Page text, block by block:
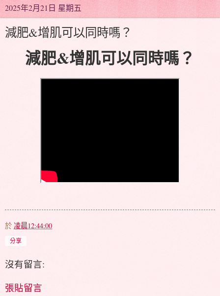
2025年2月21日 星期五
減肥&增肌可以同時嗎？
減肥&增肌可以同時嗎？
於 凌晨12:44:00
分享
沒有留言:
張貼留言